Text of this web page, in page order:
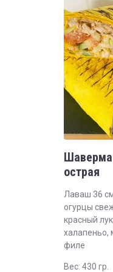
Шаверма
острая
Лаваш 36
огурцы
красный
халапеньо,
филе
Вес: 430 гр.